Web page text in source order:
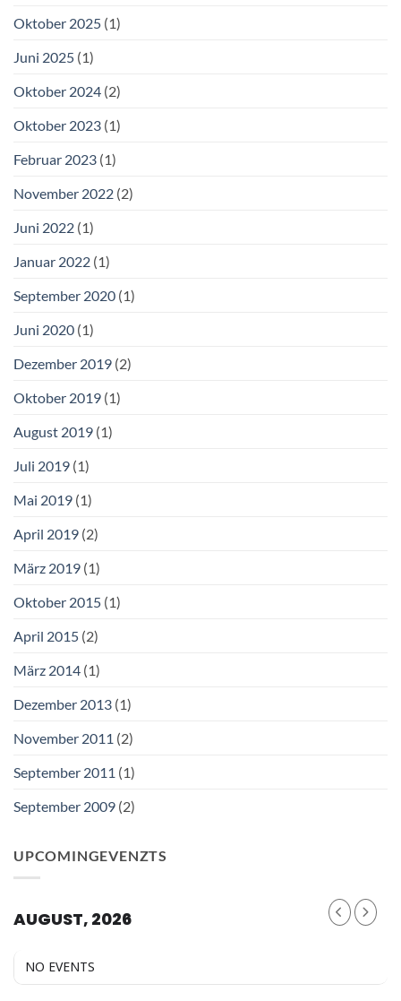
Oktober 2025 (1)
Juni 2025 (1)
Oktober 2024 (2)
Oktober 2023 (1)
Februar 2023 (1)
November 2022 (2)
Juni 2022 (1)
Januar 2022 (1)
September 2020 (1)
Juni 2020 (1)
Dezember 2019 (2)
Oktober 2019 (1)
August 2019 (1)
Juli 2019 (1)
Mai 2019 (1)
April 2019 (2)
März 2019 (1)
Oktober 2015 (1)
April 2015 (2)
März 2014 (1)
Dezember 2013 (1)
November 2011 (2)
September 2011 (1)
September 2009 (2)
UPCOMINGEVENZTS
AUGUST, 2026
NO EVENTS